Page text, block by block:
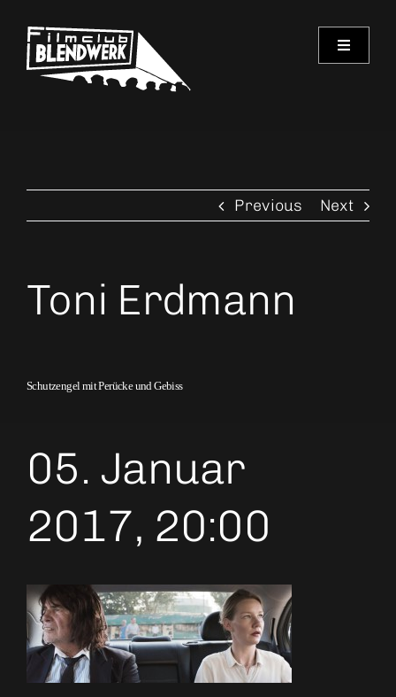
content
Toggle
Verein
Previous Next
Toni Erdmann
Schutzengel mit Perücke und Gebiss
05. Januar
2017, 20:00